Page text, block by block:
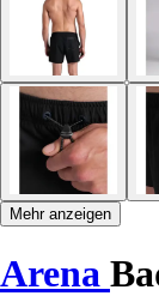
Mehr anzeigen
Arena